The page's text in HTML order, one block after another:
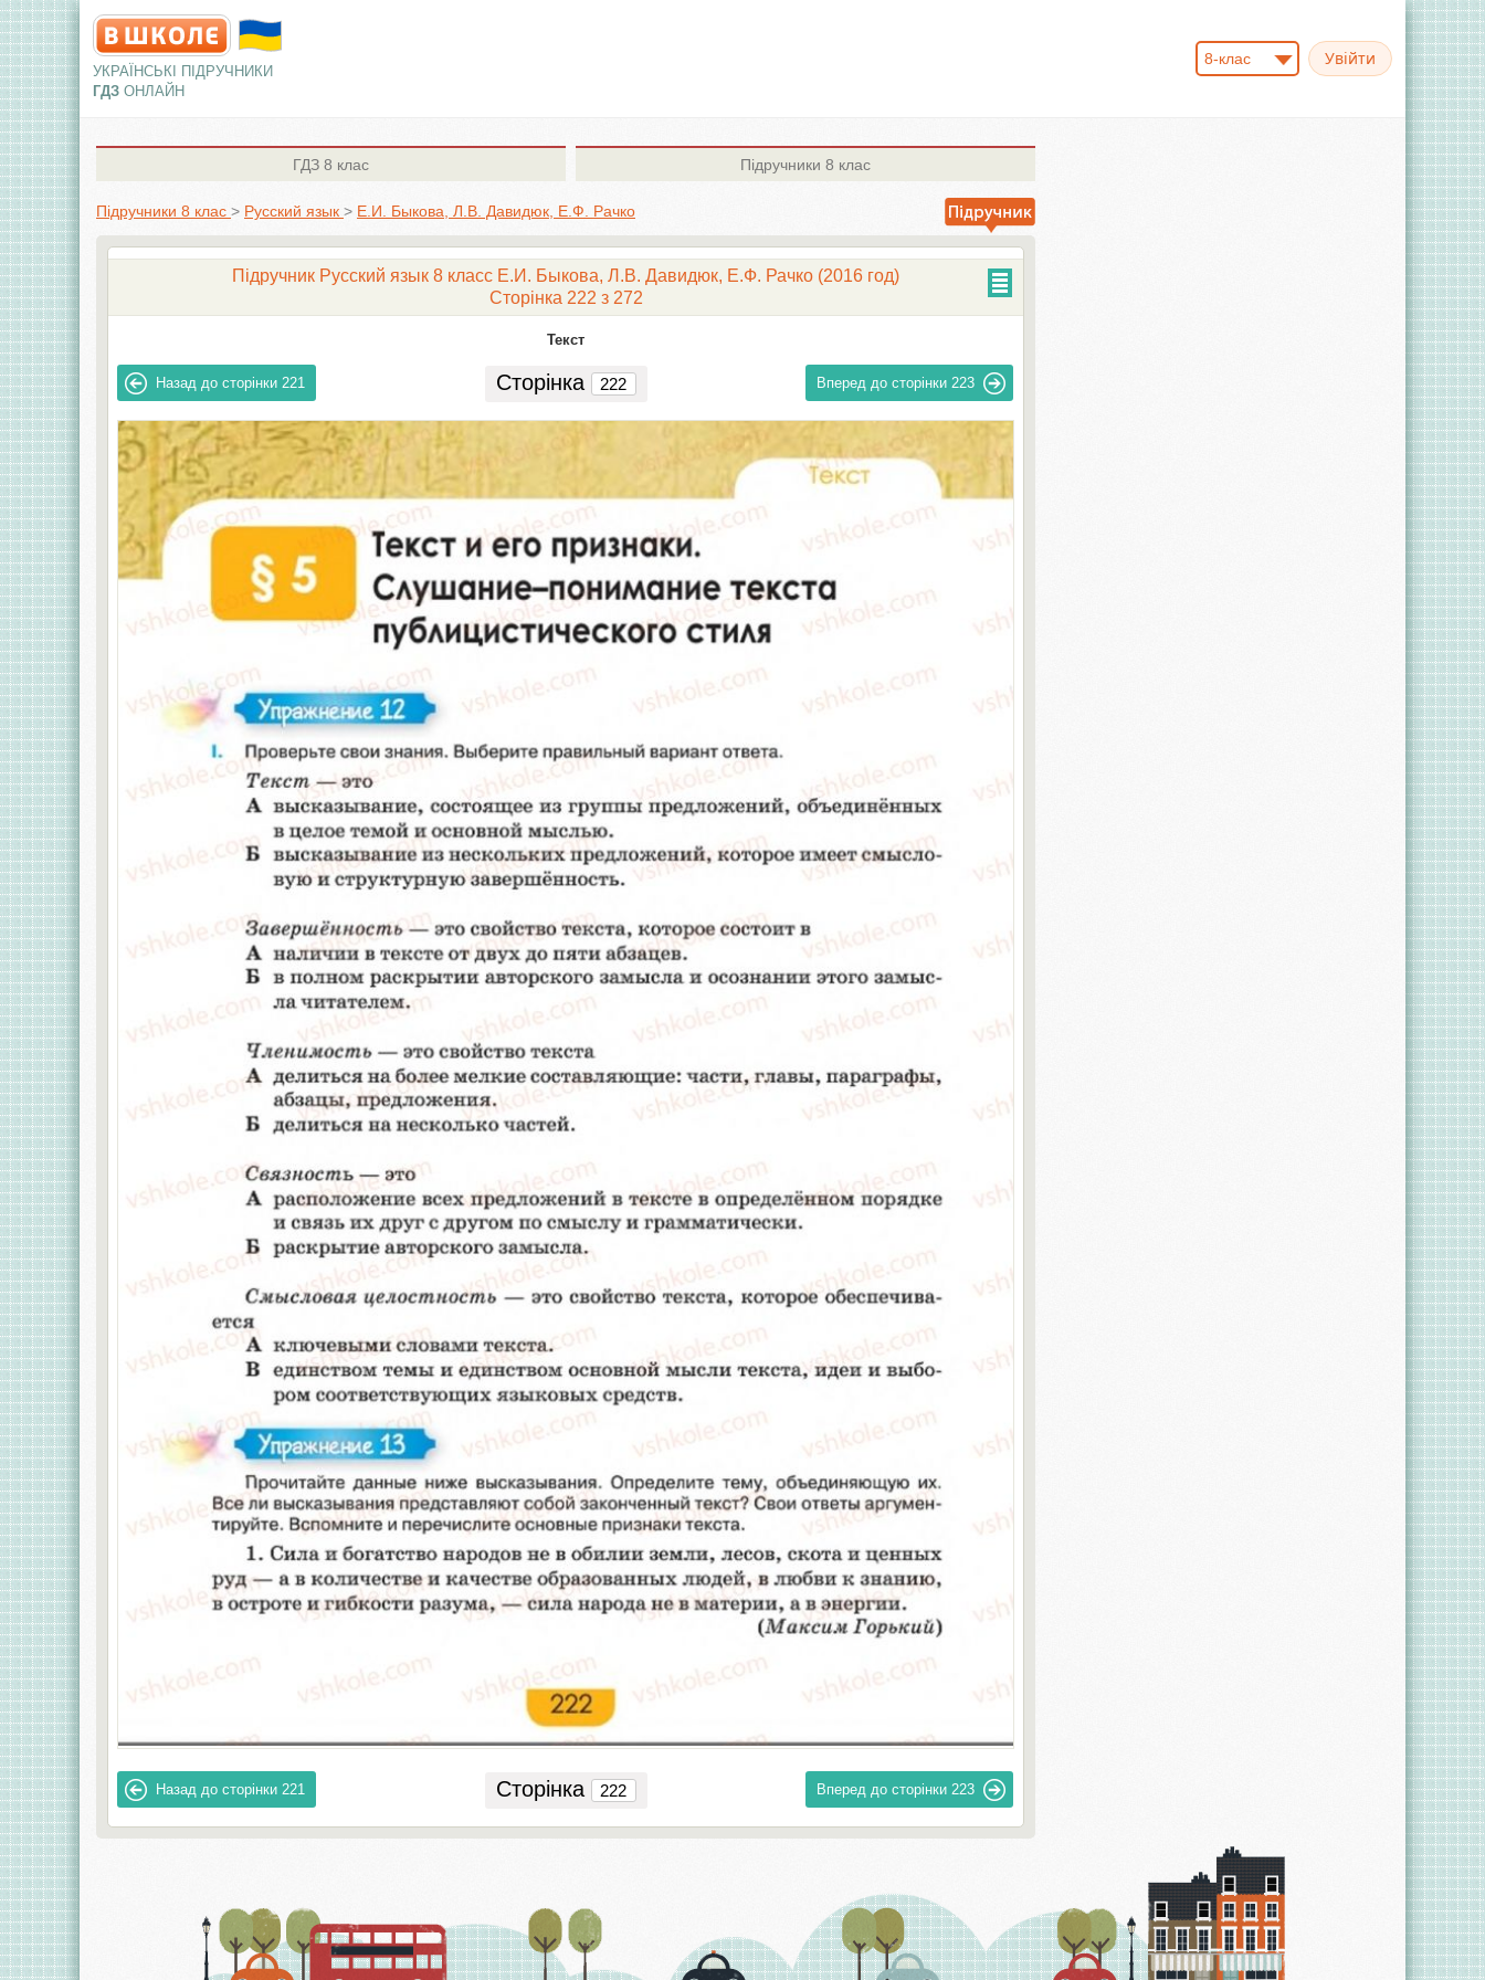
УКРАЇНСЬКІ ПІДРУЧНИКИ
ГДЗ ОНЛАЙН
8-клас
ГДЗ 8 клас Підручники 8 клас
Підручники 8 клас > Русский язык > Е.И. Быкова, Л.В. Давидюк, Е.Ф. Рачко
Підручник Русский язык 8 класc Е.И. Быкова, Л.В. Давидюк, Е.Ф. Рачко (2016 год)
Сторінка 222 з 272
Текст
Назад до сторінки 221 Сторінка Вперед до сторінки 223
Назад до сторінки 221 Сторінка Вперед до сторінки 223